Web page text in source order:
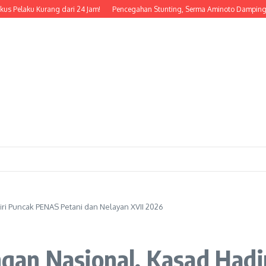
Kurang dari 24 Jam! Pencegahan Stunting, Serma Aminoto Dampingi Nakes
PENAS Petani dan Nelayan XVII 2026
Nasional, Kasad